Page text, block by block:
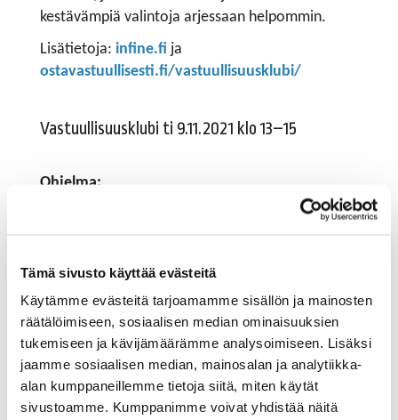
Tämä sivusto käyttää evästeitä
Käytämme evästeitä tarjoamamme sisällön ja mainosten
räätälöimiseen, sosiaalisen median ominaisuuksien
tukemiseen ja kävijämäärämme analysoimiseen. Lisäksi
jaamme sosiaalisen median, mainosalan ja analytiikka-
alan kumppaneillemme tietoja siitä, miten käytät
sivustoamme. Kumppanimme voivat yhdistää näitä
kestävämpiä valintoja arjessaan helpommin.
Lisätietoja: infine.fi ja
ostavastuullisesti.fi/vastuullisuusklubi/
Vastuullisuusklubi ti 9.11.2021 klo 13–15
Ohjelma:
13.05
Paula Paloranta
, pääsihteeri, Mainonnan eettinen
neuvosto
14.00
Tosiasiallinen vastuullisuus – miten välttää
viherpesu?